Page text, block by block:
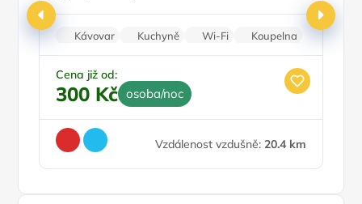
Kávovar Kuchyně Wi-Fi
Koupelna
Sprchový kout
Cena již od:
300 Kč osoba/noc
Vzdálenost vzdušně: 20.4 km